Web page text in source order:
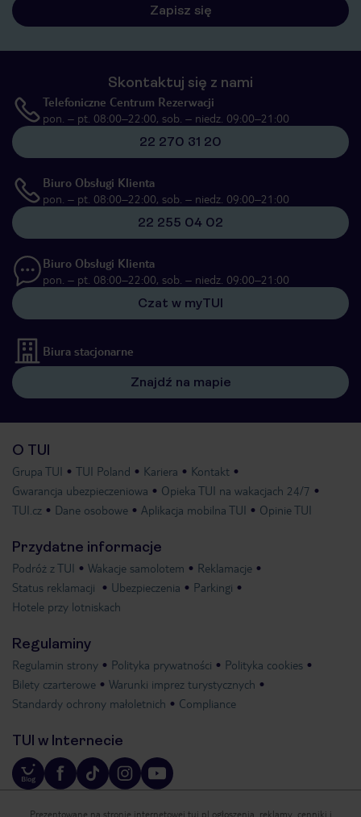
Zapisz się
Skontaktuj się z nami
Telefoniczne Centrum Rezerwacji
pon. – pt. 08:00–22:00, sob. – niedz. 09:00–21:00
22 270 31 20
Biuro Obsługi Klienta
pon. – pt. 08:00–22:00, sob. – niedz. 09:00–21:00
22 255 04 02
Biuro Obsługi Klienta
pon. – pt. 08:00–22:00, sob. – niedz. 09:00–21:00
Czat w myTUI
Biura stacjonarne
Znajdź na mapie
O TUI
Grupa TUI TUI Poland Kariera
Kontakt
Gwarancja ubezpieczeniowa
Opieka TUI na wakacjach 24/7
TUI.cz
Dane osobowe Aplikacja mobilna TUI Opinie TUI
Przydatne informacje
Podróż z TUI Wakacje samolotem
Reklamacje
Status reklamacji
Ubezpieczenia
Parkingi
Hotele przy lotniskach
Regulaminy
Regulamin strony Polityka prywatności
Polityka cookies
Bilety czarterowe
Warunki imprez turystycznych
Standardy ochrony małoletnich
Compliance
TUI w Internecie
Prezentowane na stronie internetowej tui.pl ogłoszenia, reklamy, cenniki i